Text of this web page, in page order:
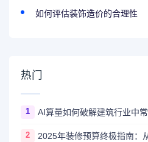
如何评估装饰造价的合理性
热门
1 AI算量如何破解建筑行业中
2